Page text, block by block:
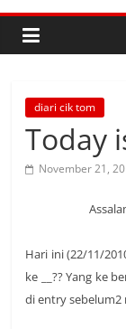
diari cik tom
Today
November 21,
Hari ini (22/11/
ke __?? Yang ke
di entry sebelum2